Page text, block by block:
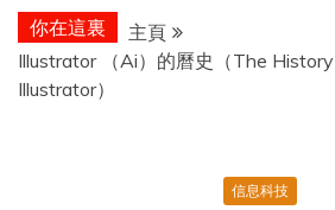
你在這裏
主頁
Illustrator （Ai）的曆史（The
Illustrator）
信息科技